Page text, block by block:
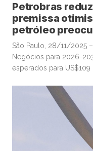
Petrobras
premissa
petróleo
São Paulo, 28/11/2025
Negócios para 2026-
esperados para US$109
mercado, depois de
mas com premissas
nos próximos anos que